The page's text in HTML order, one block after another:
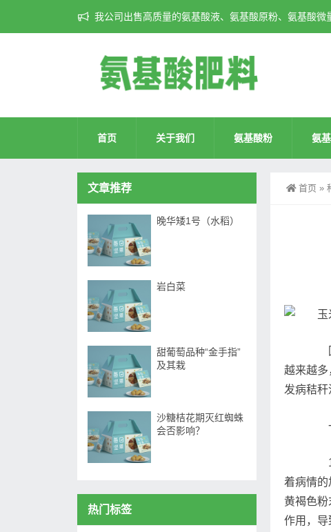
我公司出售高质量的氨基酸液、氨基酸原粉、氨基酸
首页 关于我们 氨基酸粉 氨
首页 »
回
越来越多
发病秸
一
1
着病情的
黄褐色
作用，导
文章推荐
晚华矮1号（水稻）
岩白菜
甜葡萄品种“金手指”
及其栽
沙糖桔花期灭红蜘蛛
会否影响？
热门标签